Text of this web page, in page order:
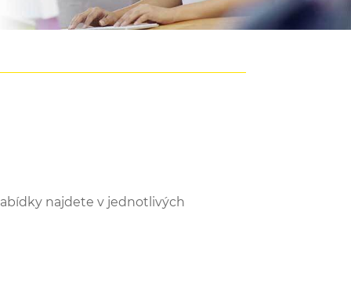
najdete v jednotlivých